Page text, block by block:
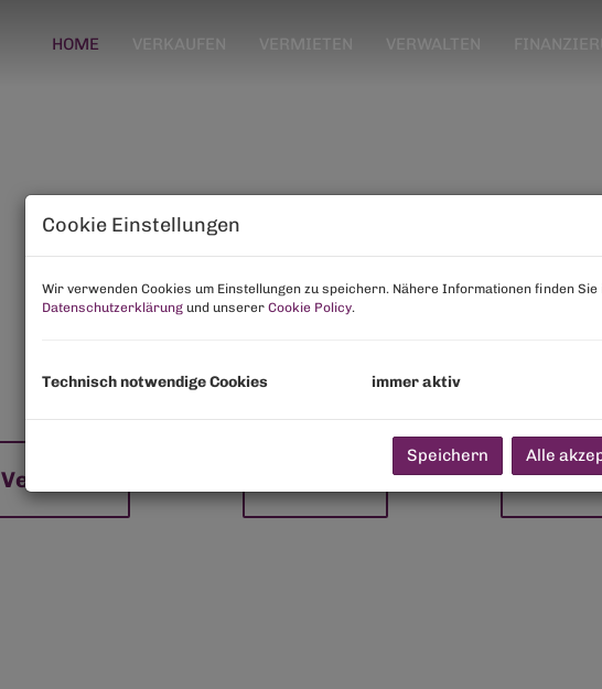
HOME VERKAUFEN VERMIETEN VERWALTEN
Vermieten
Cookie Einstellungen
Wir verwenden Cookies um Einstellungen zu speichern. Nähere Informationen finden
Datenschutzerklärung und unserer Cookie Policy.
Technisch notwendige Cookies immer aktiv
Speichern Alle